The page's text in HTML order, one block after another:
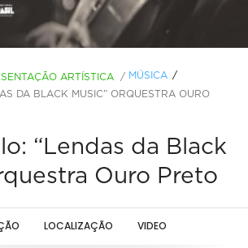
ARTÍSTICA / MÚSICA
DA BLACK MUSIC” ORQUESTRA OURO
“Lendas da Black
Ouro Preto
LOCALIZAÇÃO VIDEO